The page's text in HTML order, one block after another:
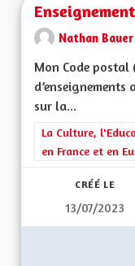
Nathan Bauer
Mon Code postal
sur la...
Filtrer les
La Culture,
en France et en
CRÉÉ LE
13/07/2023